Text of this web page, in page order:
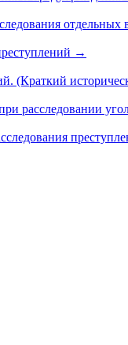
отдельных
→
(Краткий
расследовании